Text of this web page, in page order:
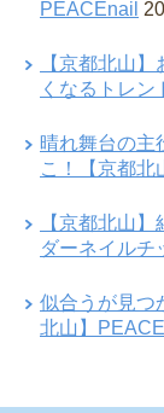
PEACEnail
【京都北山
くなるトレン
晴れ舞台の主
こ！【京都
【京都北山
ダーネイルチ
似合うが見つ
北山】